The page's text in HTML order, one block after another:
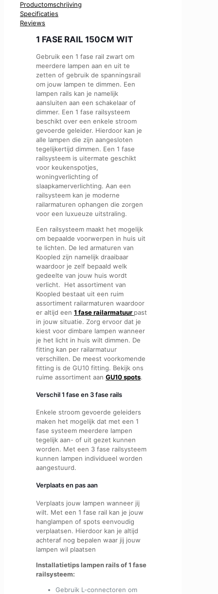
Productomschrijving
Specificaties
Reviews
1 FASE RAIL 150CM WIT
Gebruik een 1 fase rail zwart om
meerdere lampen aan en uit te
zetten of gebruik de spanningsrail
om jouw lampen te dimmen. Een
lampen rails kan je namelijk
aansluiten aan een schakelaar of
dimmer. Een 1 fase railsysteem
beschikt over een enkele stroom
gevoerde geleider. Hierdoor kan je
alle lampen die zijn aangesloten
tegelijkertijd dimmen. Een 1 fase
railsysteem is uitermate geschikt
voor keukenspotjes,
woningverlichting of
slaapkamerverlichting. Aan een
railsysteem kan je moderne
railarmaturen ophangen die zorgen
voor een luxueuze uitstraling.
Een railsysteem maakt het mogelijk
om bepaalde voorwerpen in huis uit
te lichten. De led armaturen van
Koopled zijn namelijk draaibaar
waardoor je zelf bepaald welk
gedeelte van jouw huis wordt
verlicht. Het assortiment van
Koopled bestaat uit een ruim
assortiment railarmaturen waardoor
er altijd een 1 fase railarmatuur past
in jouw situatie. Zorg ervoor dat je
kiest voor dimbare lampen wanneer
je het licht in huis wilt dimmen. De
fitting kan per railarmatuur
verschillen. De meest voorkomende
fitting is de GU10 fitting. Bekijk ons
ruime assortiment aan GU10 spots.
Verschil 1 fase en 3 fase rails
Enkele stroom gevoerde geleiders
maken het mogelijk dat met een 1
fase systeem meerdere lampen
tegelijk aan- of uit gezet kunnen
worden. Met een 3 fase railsysteem
kunnen lampen individueel worden
aangestuurd.
Verplaats en pas aan
Verplaats jouw lampen wanneer jij
wilt. Met een 1 fase rail kan je jouw
hanglampen of spots eenvoudig
verplaatsen. Hierdoor kan je altijd
achteraf nog bepalen waar jij jouw
lampen wil plaatsen
Installatietips lampen rails of 1 fase
railsysteem:
Gebruik L-connectoren om